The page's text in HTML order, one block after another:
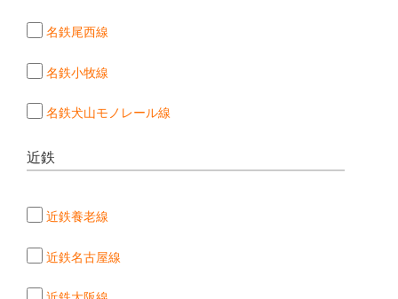
名鉄尾西線
名鉄小牧線
名鉄犬山モノレール線
近鉄
近鉄養老線
近鉄名古屋線